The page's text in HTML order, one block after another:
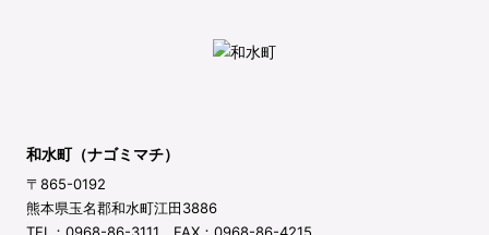
和水町（ナゴミマチ）
〒865-0192
熊本県玉名郡和水町江田3886
TEL：0968-86-3111 FAX：0968-86-4215